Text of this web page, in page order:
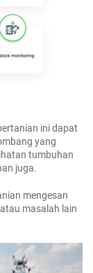
ini dapat
yang
tumbuhan
juga.
mengesan
masalah lain